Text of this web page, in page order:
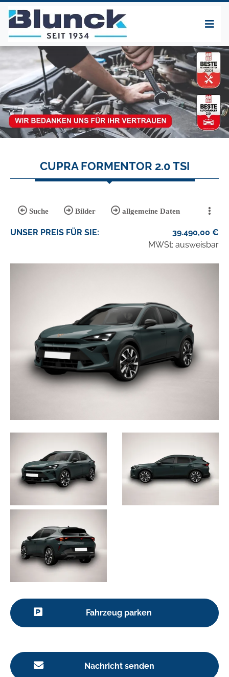
CUPRA FORMENTOR 2.0 TSI
Suche Bilder allgemeine Daten
UNSER PREIS FÜR SIE: 39.490,00 €
MWSt: ausweisbar
Fahrzeug parken
Nachricht senden